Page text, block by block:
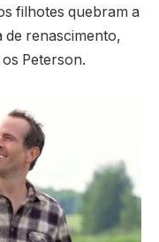
filhotes quebram a
de renascimento,
Peterson.